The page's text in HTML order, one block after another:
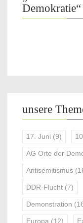
Demokratie“
unsere
17. Juni (9)
AG Orte der
Antisemitismus
DDR-Flucht (7)
Demonstration
Europa (12)